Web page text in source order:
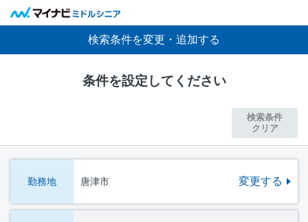
検索条件を変更・追加する
条件を設定してください
検索条件
クリア
勤務地 唐津市 変更する